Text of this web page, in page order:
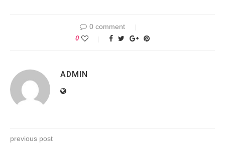
0 comment
0
ADMIN
previous post